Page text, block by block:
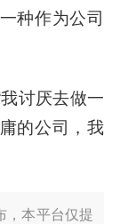
种作为公司
讨厌去做一
的公司，我
，本平台仅提